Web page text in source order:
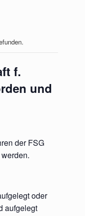
f.
und
der FSG
oder
aufgelegt